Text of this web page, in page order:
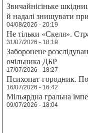
Звичайнісіньке
й надалі знищувати
04/08/2026 - 20:19
Не тільки «Скеля».
31/07/2026 - 18:19
Заборонене
очільника ДБР
17/07/2026 - 18:27
Психопат-городник.
16/07/2026 - 16:42
Мільярдна гральна
09/07/2026 - 18:04